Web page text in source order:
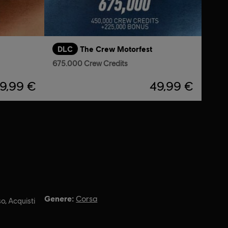
9,99 €
DLC The Crew Motorfest
675.000 Crew Credits
49,99 €
Acquisti
Genere: Corsa